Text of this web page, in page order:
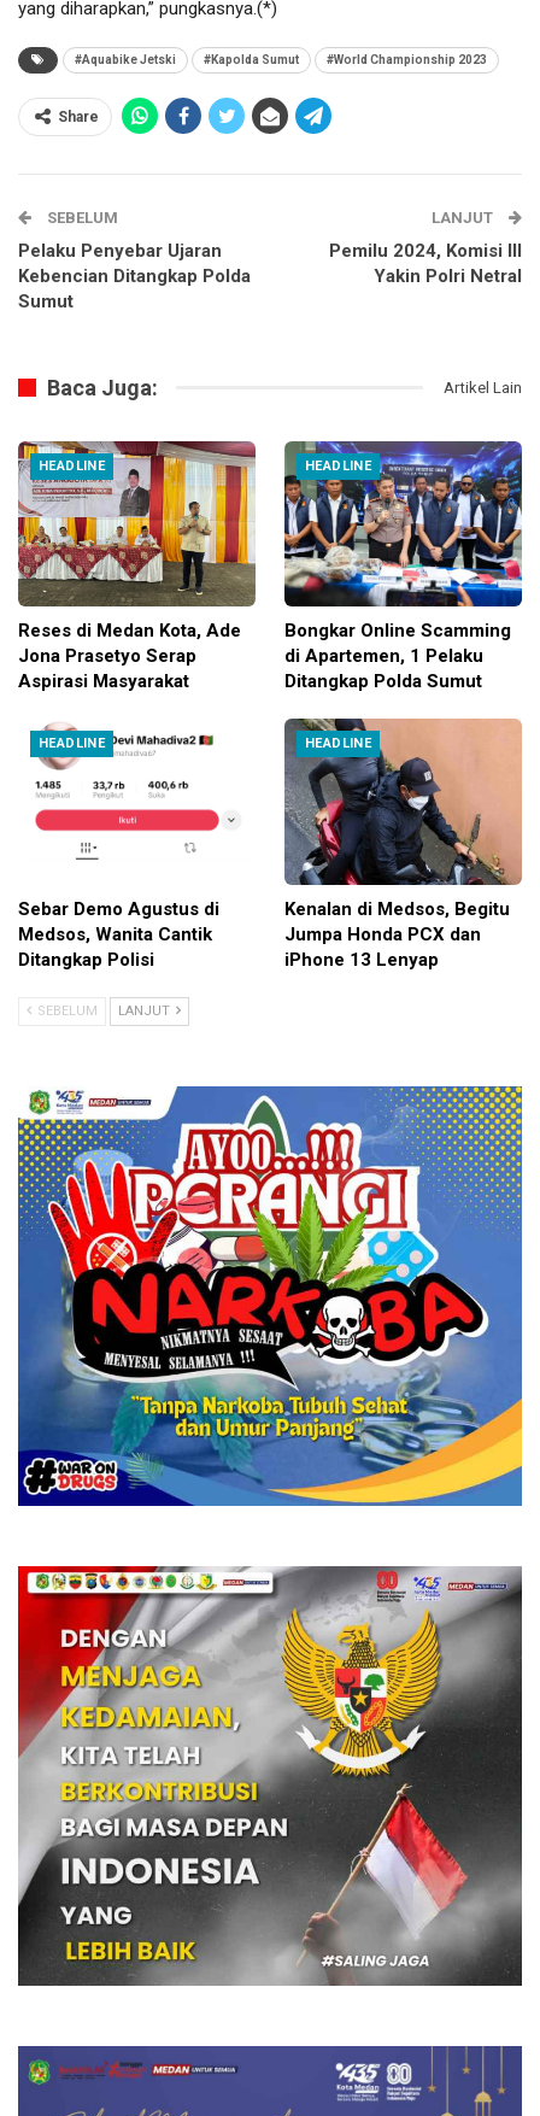
yang diharapkan,” pungkasnya.(*)
#Aquabike Jetski #Kapolda Sumut #World Championship 2023
Share
SEBELUM
Pelaku Penyebar Ujaran
Kebencian Ditangkap Polda
Sumut
LANJUT
Pemilu 2024, Komisi III
Yakin Polri Netral
Baca Juga: Artikel Lain
HEADLINE
Reses di Medan Kota, Ade
Jona Prasetyo Serap
Aspirasi Masyarakat
HEADLINE
Bongkar Online Scamming
di Apartemen, 1 Pelaku
Ditangkap Polda Sumut
HEADLINE
Sebar Demo Agustus di
Medsos, Wanita Cantik
Ditangkap Polisi
HEADLINE
Kenalan di Medsos, Begitu
Jumpa Honda PCX dan
iPhone 13 Lenyap
SEBELUM LANJUT